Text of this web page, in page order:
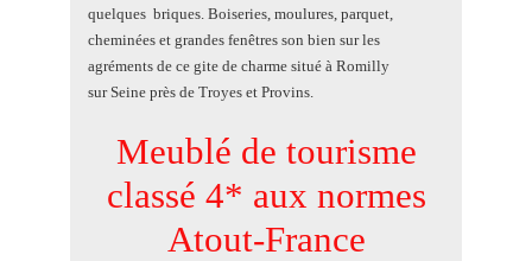
quelques briques. Boiseries, moulures, parquet,
cheminées et grandes fenêtres son bien sur les
agréments de ce gite de charme situé à Romilly
sur Seine près de Troyes et Provins.
Meublé de tourisme
classé 4* aux normes
Atout-France